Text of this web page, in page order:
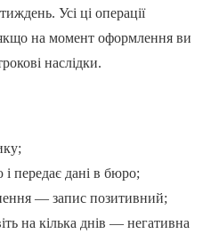
Усі ці операції
на момент оформлення ви
наслідки.
передає дані в бюро;
— запис позитивний;
на кілька днів — негативна